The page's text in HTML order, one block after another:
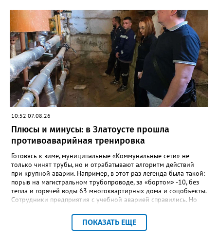
«Благодаря её мудрому руководству в школе сформировался
сильный педагогический коллектив, объединённый общими
ценностями и любовью к своему делу. Для многих Галина
Ивановна навсегда останется не только талантливым
руководителем, но и настоящим Учителем с большой буквы», -
говорится в сообществе школы №23 во ВКонтакте. Свои
соболезнования семье Галины Ивановны выразил глава
Златоуста Олег Решетников. «Её вклад зафиксирован в
важнейших документах школы, но главное - он остался в
людях: в тех учителях, которых она поддержала, в тех
учениках, которых она вдохновила. Заслуженный учитель РФ,
«Отличник народного просвещения», обладатель медали «За
доблестный труд», Галина Ивановна оставила не только
награды и документы, но и работающий, живой механизм
школы, который продолжает жить её принципами», - говорится
в некрологе.
10:52 07.08.26
Плюсы и минусы: в Златоусте прошла
противоаварийная тренировка
Готовясь к зиме, муниципальные «Коммунальные сети» не
только чинят трубы, но и отрабатывают алгоритм действий
при крупной аварии. Например, в этот раз легенда была такой:
порыв на магистральном трубопроводе, за «бортом» -10, без
тепла и горячей воды 63 многоквартирных дома и соцобъекты.
Сотрудники предприятия с учебной аварией справились. Но
отметили и недочёты. «Например, управляющие компании
несвоевременно приняли меры для предотвращения
ПОКАЗАТЬ ЕЩЕ